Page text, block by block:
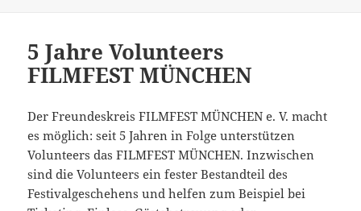
5 Jahre Volunteers
FILMFEST MÜNCHEN
Der Freundeskreis FILMFEST MÜNCHEN e. V. macht
es möglich: seit 5 Jahren in Folge unterstützen
Volunteers das FILMFEST MÜNCHEN. Inzwischen
sind die Volunteers ein fester Bestandteil des
Festivalgeschehens und helfen zum Beispiel bei